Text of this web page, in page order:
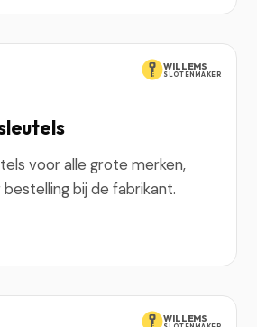
WILLEMS
SLOTENMAKER
voor alle grote merken,
bij de fabrikant.
WILLEMS